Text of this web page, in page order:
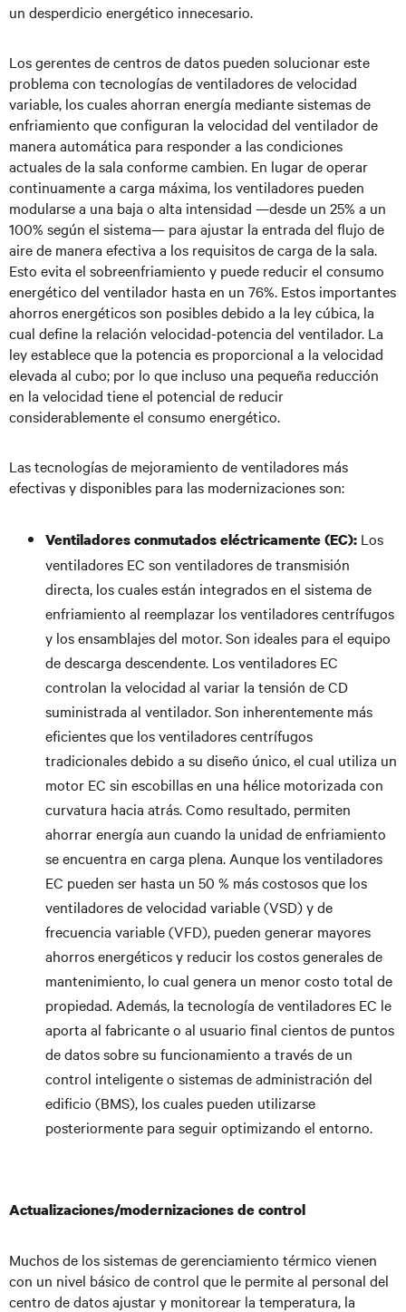
un desperdicio energético innecesario.
Los gerentes de centros de datos pueden solucionar este
problema con tecnologías de ventiladores de velocidad
variable, los cuales ahorran energía mediante sistemas de
enfriamiento que configuran la velocidad del ventilador de
manera automática para responder a las condiciones
actuales de la sala conforme cambien. En lugar de operar
continuamente a carga máxima, los ventiladores pueden
modularse a una baja o alta intensidad —desde un 25% a un
100% según el sistema— para ajustar la entrada del flujo de
aire de manera efectiva a los requisitos de carga de la sala.
Esto evita el sobreenfriamiento y puede reducir el consumo
energético del ventilador hasta en un 76%. Estos importantes
ahorros energéticos son posibles debido a la ley cúbica, la
cual define la relación velocidad-potencia del ventilador. La
ley establece que la potencia es proporcional a la velocidad
elevada al cubo; por lo que incluso una pequeña reducción
en la velocidad tiene el potencial de reducir
considerablemente el consumo energético.
Las tecnologías de mejoramiento de ventiladores más
efectivas y disponibles para las modernizaciones son:
Ventiladores conmutados eléctricamente (EC): Los
ventiladores EC son ventiladores de transmisión
directa, los cuales están integrados en el sistema de
enfriamiento al reemplazar los ventiladores centrífugos
y los ensamblajes del motor. Son ideales para el equipo
de descarga descendente. Los ventiladores EC
controlan la velocidad al variar la tensión de CD
suministrada al ventilador. Son inherentemente más
eficientes que los ventiladores centrífugos
tradicionales debido a su diseño único, el cual utiliza un
motor EC sin escobillas en una hélice motorizada con
curvatura hacia atrás. Como resultado, permiten
ahorrar energía aun cuando la unidad de enfriamiento
se encuentra en carga plena. Aunque los ventiladores
EC pueden ser hasta un 50 % más costosos que los
ventiladores de velocidad variable (VSD) y de
frecuencia variable (VFD), pueden generar mayores
ahorros energéticos y reducir los costos generales de
mantenimiento, lo cual genera un menor costo total de
propiedad. Además, la tecnología de ventiladores EC le
aporta al fabricante o al usuario final cientos de puntos
de datos sobre su funcionamiento a través de un
control inteligente o sistemas de administración del
edificio (BMS), los cuales pueden utilizarse
posteriormente para seguir optimizando el entorno.
Actualizaciones/modernizaciones de control
Muchos de los sistemas de gerenciamiento térmico vienen
con un nivel básico de control que le permite al personal del
centro de datos ajustar y monitorear la temperatura, la